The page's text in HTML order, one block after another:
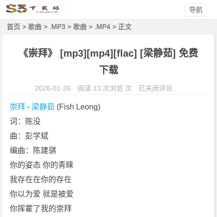
导航
首页 >歌曲 > .MP3 >歌曲 > .MP4 > 正文
《崇拜》 [mp3][mp4][flac] [梁静茹] 免费
下载
2026-01-26 阅读 13 次浏览 次
《崇
已关闭评论
崇拜 - 梁静茹 (Fish Leong)
词：陈没
曲：彭学斌
编曲：陈建骐
你的姿态 你的青睐
我存在在你的存在
你以为爱 就是被爱
你挥霍了我的崇拜